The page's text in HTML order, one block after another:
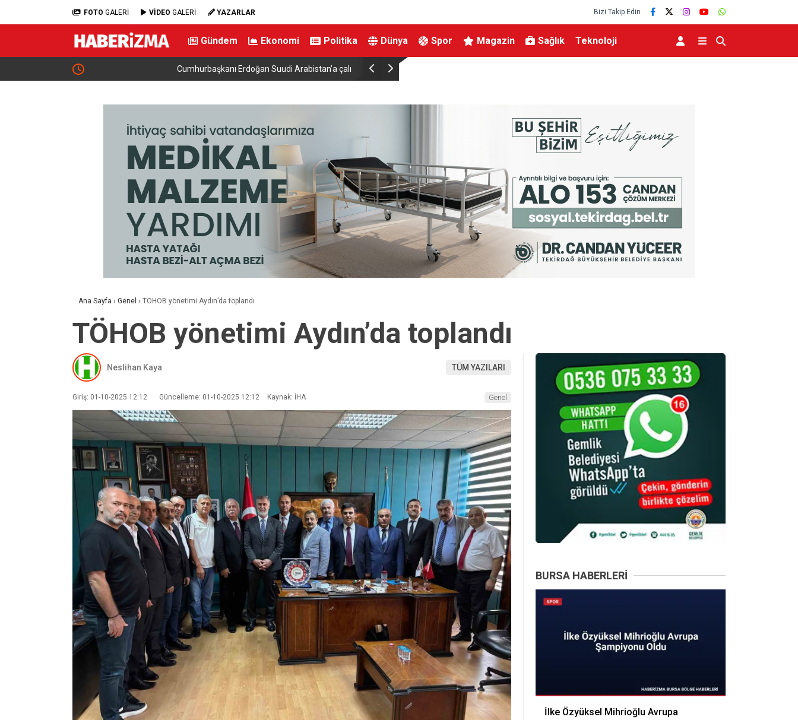
FOTO GALERİ VİDEO GALERİ YAZARLAR Bizi Takip Edin
Gündem Ekonomi Politika Dünya Spor Magazin Sağlık Teknoloji
Cumhurbaşkanı Erdoğan Suudi Arabistan’a çalışma ziyareti Orhangazi’deki meslek lisesinin yıkımına başlandı
Ana Sayfa › Genel › TÖHOB yönetimi Aydın’da toplandı
TÖHOB yönetimi Aydın’da toplandı
Neslihan Kaya TÜM YAZILARI
Giriş: 01-10-2025 12:12 Güncelleme: 01-10-2025 12:12 Kaynak: İHA Genel
BURSA HABERLERI
İlke Özyüksel Mihrioğlu Avrupa